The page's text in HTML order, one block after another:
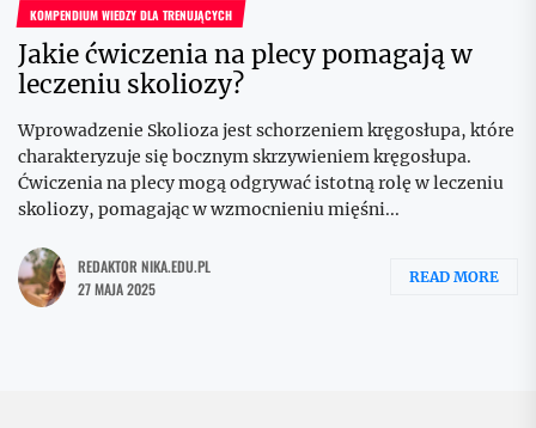
KOMPENDIUM WIEDZY DLA TRENUJĄCYCH
Jakie ćwiczenia na plecy pomagają w
leczeniu skoliozy?
Wprowadzenie Skolioza jest schorzeniem kręgosłupa, które
charakteryzuje się bocznym skrzywieniem kręgosłupa.
Ćwiczenia na plecy mogą odgrywać istotną rolę w leczeniu
skoliozy, pomagając w wzmocnieniu mięśni...
REDAKTOR NIKA.EDU.PL
27 MAJA 2025
READ MORE